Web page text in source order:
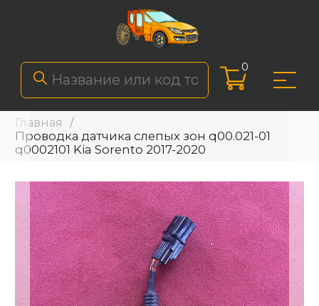
0
Главная
Проводка датчика слепых зон q00.021-01
q0002101 Kia Sorento 2017-2020